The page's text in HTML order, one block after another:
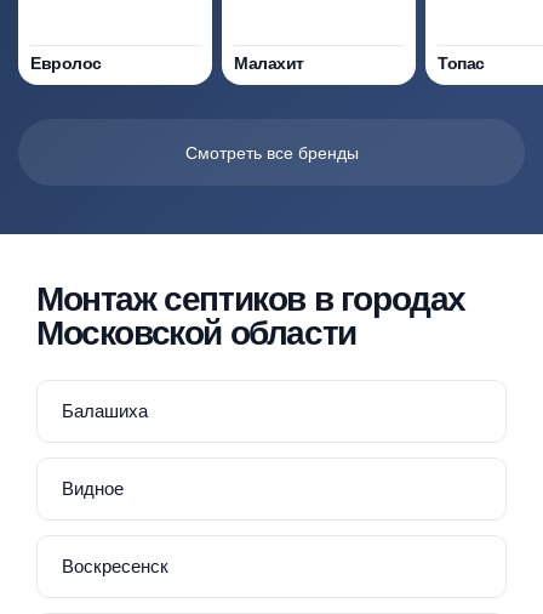
Евролос Малахит Топас
Смотреть все бренды
Монтаж септиков в городах
Московской области
Балашиха
Видное
Воскресенск